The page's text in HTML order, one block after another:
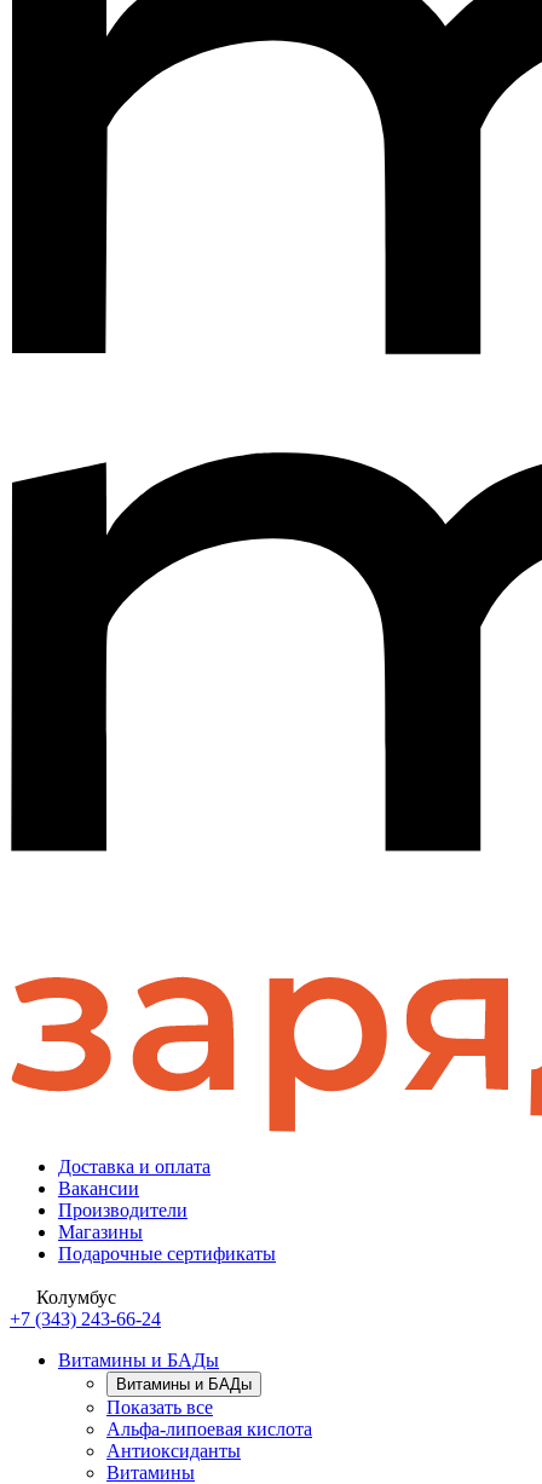
Доставка и оплата
Вакансии
Производители
Магазины
Подарочные сертификаты
Колумбус
+7 (343) 243-66-24
Витамины и БАДы
Витамины и БАДы
Показать все
Альфа-липоевая кислота
Антиоксиданты
Витамины